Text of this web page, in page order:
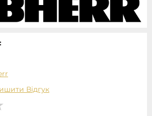
Відгук